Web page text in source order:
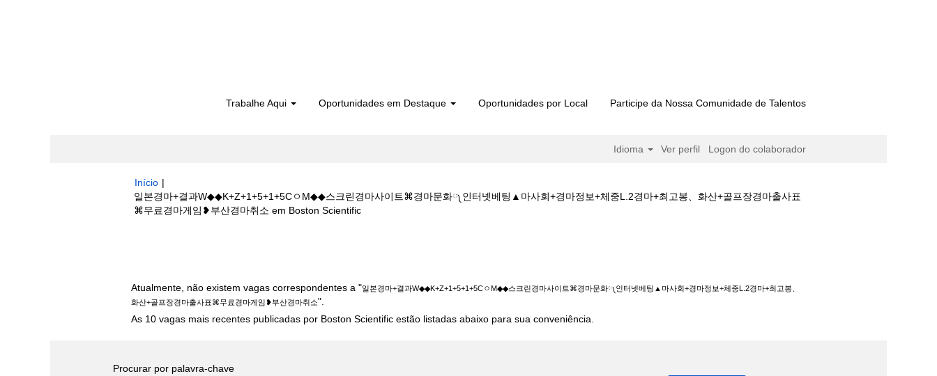
Trabalhe Aqui Oportunidades em Destaque Oportunidades por Local Participe da Nossa Comunidade de Talentos
Idioma Ver perfil Logon do colaborador
Início |
일본경마+결과W◆◆K+Z+1+5+1+5CㅇM◆◆스크린경마사이트⌘경마문화༾인터넷베팅▲마사회+경마정보+체중L.2경마+최고봉、화산+골프장경마출사표
⌘무료경마게임❥부산경마취소 em Boston Scientific(página
Atualmente, não existem vagas correspondentes a "일본경마+결과W◆◆K+Z+1+5+1+5CㅇM◆◆스크린경마사이트⌘경마문화༾인터넷베팅▲마사회+경마정보+체중L.2경마+최고봉、
화산+골프장경마출사표⌘무료경마게임❥부산경마취소".
As 10 vagas mais recentes publicadas por Boston Scientific estão listadas abaixo para sua conveniência.
Procurar por palavra-chave